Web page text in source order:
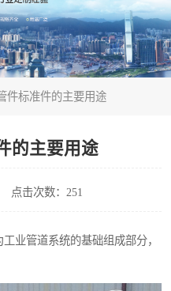
件标准件的主要用途
的主要用途
点击次数：251
业管道系统的基础组成部分，